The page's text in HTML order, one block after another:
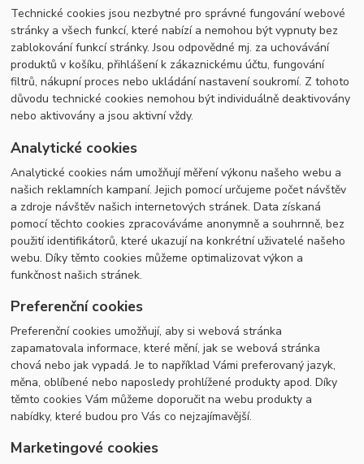
Technické cookies jsou nezbytné pro správné fungování webové
stránky a všech funkcí, které nabízí a nemohou být vypnuty bez
zablokování funkcí stránky. Jsou odpovědné mj. za uchovávání
produktů v košíku, přihlášení k zákaznickému účtu, fungování
filtrů, nákupní proces nebo ukládání nastavení soukromí. Z tohoto
důvodu technické cookies nemohou být individuálně deaktivovány
nebo aktivovány a jsou aktivní vždy.
Analytické cookies
Analytické cookies nám umožňují měření výkonu našeho webu a
našich reklamních kampaní. Jejich pomocí určujeme počet návštěv
a zdroje návštěv našich internetových stránek. Data získaná
pomocí těchto cookies zpracováváme anonymně a souhrnně, bez
použití identifikátorů, které ukazují na konkrétní uživatelé našeho
webu. Díky těmto cookies můžeme optimalizovat výkon a
funkčnost našich stránek.
Preferenční cookies
Preferenční cookies umožňují, aby si webová stránka
zapamatovala informace, které mění, jak se webová stránka
chová nebo jak vypadá. Je to například Vámi preferovaný jazyk,
měna, oblíbené nebo naposledy prohlížené produkty apod. Díky
těmto cookies Vám můžeme doporučit na webu produkty a
nabídky, které budou pro Vás co nejzajímavější.
Marketingové cookies